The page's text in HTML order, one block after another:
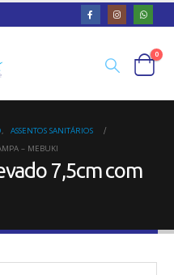
0
,
ASSENTOS SANITÁRIOS
– MEBUKI
7,5cm com